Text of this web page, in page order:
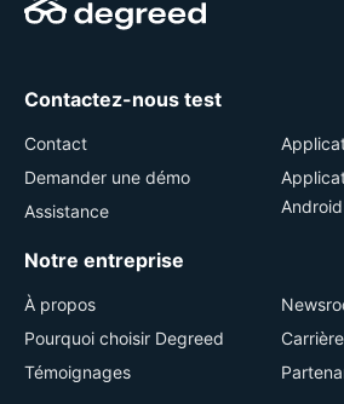
Contactez-nous test
Contact
Demander une démo
Assistance
Android
Notre entreprise
À propos
Pourquoi choisir Degreed
Témoignages